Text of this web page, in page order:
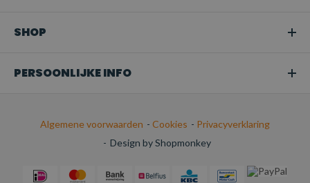
SHOP
PERSOONLIJKE INFO
Algemene voorwaarden - Cookies - Privacyverklaring
- Design by Shopmonkey